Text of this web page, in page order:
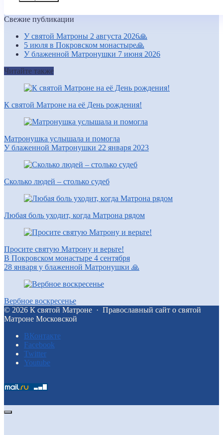
Свежие публикации
У святой Матроны 2 августа 2026🙏
5 июля в Покровском монастыре🙏
У блаженной Матронушки 7 июня 2026
Читайте также
К святой Матроне на её День рождения!
Матронушка услышала и помогла
У блаженной Матронушки 22 января 2023
Сколько людей – столько судеб
Любая боль уходит, когда Матрона рядом
Просите святую Матрону и верьте!
В Покровском монастыре 4 сентября
28 января у блаженной Матронушки 🙏
Вербное воскресенье
© 2026 К святой Матроне · Православный сайт о святой
Матроне Московской
BКонтакте
Facebook
Twitter
Youtube